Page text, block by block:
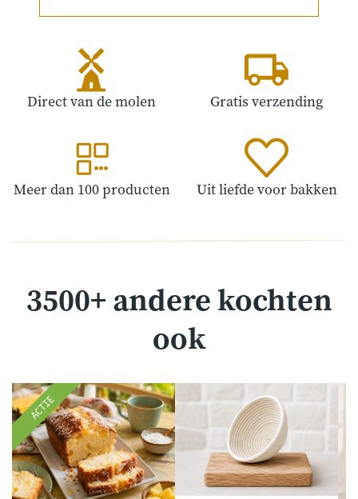
Direct van de molen Gratis verzending
Meer dan 100 producten Uit liefde voor bakken
3500+ andere kochten
ook
ACTIE